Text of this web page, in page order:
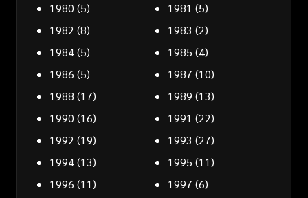
1980 (5) 1981 (5)
1982 (8) 1983 (2)
1984(5) 1985 (4)
1986 (5) 1987 (10)
1988 (17) 1989 (13)
1990 (16) 1991 (22)
1992 (19) 1993 (27)
1994(13) 1995 (11)
1996 (11) 1997 (6)